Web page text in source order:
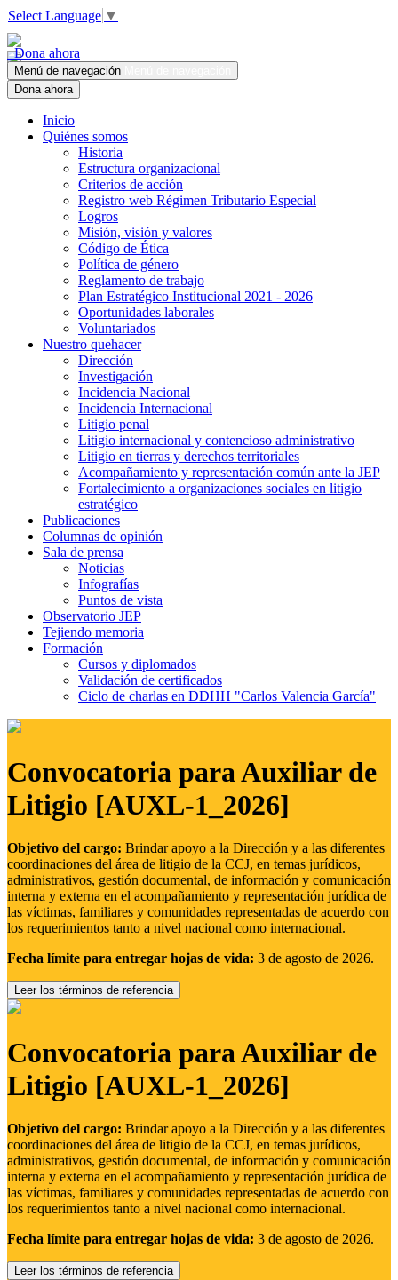
Select Language ▼
Dona ahora
Menú de navegación
Dona ahora
Inicio
Quiénes somos
Historia
Estructura organizacional
Criterios de acción
Registro web Régimen Tributario Especial
Logros
Misión, visión y valores
Código de Ética
Política de género
Reglamento de trabajo
Plan Estratégico Institucional 2021 - 2026
Oportunidades laborales
Voluntariados
Nuestro quehacer
Dirección
Investigación
Incidencia Nacional
Incidencia Internacional
Litigio penal
Litigio internacional y contencioso administrativo
Litigio en tierras y derechos territoriales
Acompañamiento y representación común ante la JEP
Fortalecimiento a organizaciones sociales en litigio
estratégico
Publicaciones
Columnas de opinión
Sala de prensa
Noticias
Infografías
Puntos de vista
Observatorio JEP
Tejiendo memoria
Formación
Cursos y diplomados
Validación de certificados
Ciclo de charlas en DDHH "Carlos Valencia García"
Convocatoria para Auxiliar de
Litigio [AUXL-1_2026]
Objetivo del cargo: Brindar apoyo a la Dirección y a las diferentes
coordinaciones del área de litigio de la CCJ, en temas jurídicos,
administrativos, gestión documental, de información y comunicación
interna y externa en el acompañamiento y representación jurídica de
las víctimas, familiares y comunidades representadas de acuerdo con
los requerimientos tanto a nivel nacional como internacional.
Fecha límite para entregar hojas de vida: 3 de agosto de 2026.
Leer los términos de referencia
Convocatoria para Auxiliar de
Litigio [AUXL-1_2026]
Objetivo del cargo: Brindar apoyo a la Dirección y a las diferentes
coordinaciones del área de litigio de la CCJ, en temas jurídicos,
administrativos, gestión documental, de información y comunicación
interna y externa en el acompañamiento y representación jurídica de
las víctimas, familiares y comunidades representadas de acuerdo con
los requerimientos tanto a nivel nacional como internacional.
Fecha límite para entregar hojas de vida: 3 de agosto de 2026.
Leer los términos de referencia